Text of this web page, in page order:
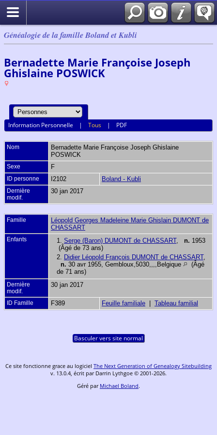
Généalogie de la famille Boland et Kubli
Bernadette Marie Françoise Joseph
Ghislaine POSWICK
Information Personnelle |Tous | PDF
Nom
Bernadette Marie Françoise Joseph Ghislaine
POSWICK
Sexe F
ID personne I2102 Boland - Kubli
Dernière
modif.
30 jan 2017
Famille
Léopold Georges Madeleine Marie Ghislain DUMONT de
CHASSART
Enfants 1. Serge (Baron) DUMONT de CHASSART, n. 1953
(Âgé de 73 ans)
2.
Didier Léopold François DUMONT de CHASSART,
n. 30 avr 1955, Gembloux,5030,,,,Belgique
(Âgé
de 71 ans)
Dernière
modif.
30 jan 2017
ID Famille F389 Feuille familiale Tableau familial
Basculer vers site normal
Ce site fonctionne grace au logiciel The Next Generation of Genealogy Sitebuilding
v. 13.0.4, écrit par Darrin Lythgoe © 2001-2026.
Géré par Michael Boland.